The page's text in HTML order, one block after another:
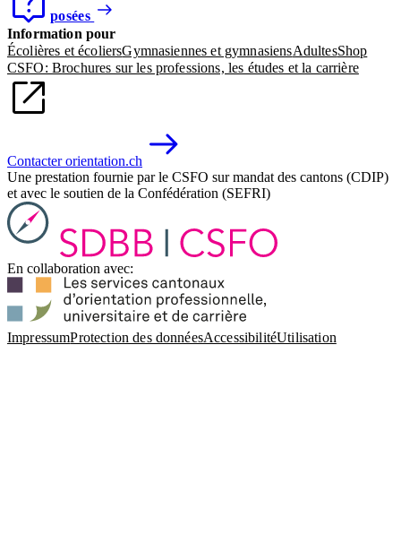
posées
Information pour
Écolières et écoliersGymnasiennes et gymnasiensAdultesShop
CSFO: Brochures sur les professions, les études et la carrière
Contacter orientation.ch
Une prestation fournie par le CSFO sur mandat des cantons (CDIP)
et avec le soutien de la Confédération (SEFRI)
En collaboration avec:
ImpressumProtection des donnéesAccessibilitéUtilisation